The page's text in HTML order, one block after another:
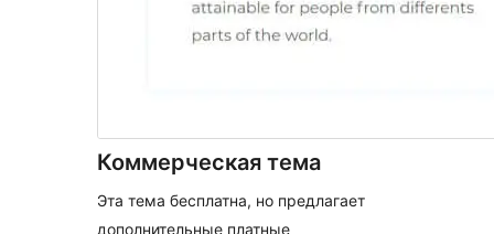
Коммерческая тема
Эта тема бесплатна, но предлагает
дополнительные платные